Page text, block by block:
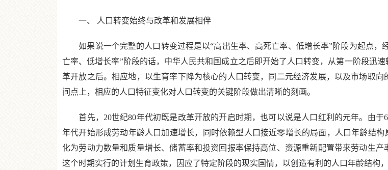
一、 人口转变始终与改革和发展相伴
如果说一个完整的人口转变过程是以“高出生率、高死亡率、低增长率”阶段为起点，
亡率、低增长率”阶段的话，中华人民共和国成立之后即开始了人口转变，从第一阶段迅
革开放之后。相应地，以生育率下降为核心的人口转变，同二元经济发展，以及市场取
间点上，相应的人口特征变化对人口转变的关键阶段做出清晰的刻画。
首先，20世纪80年代初既是改革开放的开启时期，也可以说是人口红利的元年。由于
年代开始形成劳动年龄人口加速增长，同时依赖型人口接近零增长的局面，人口年龄结
化为劳动力数量和质量增长、储蓄率和投资回报率保持高位、资源重新配置带来劳动生
这个时期实行的计划生育政策，因应了特定阶段的现实国情，以创造有利的人口年龄结构